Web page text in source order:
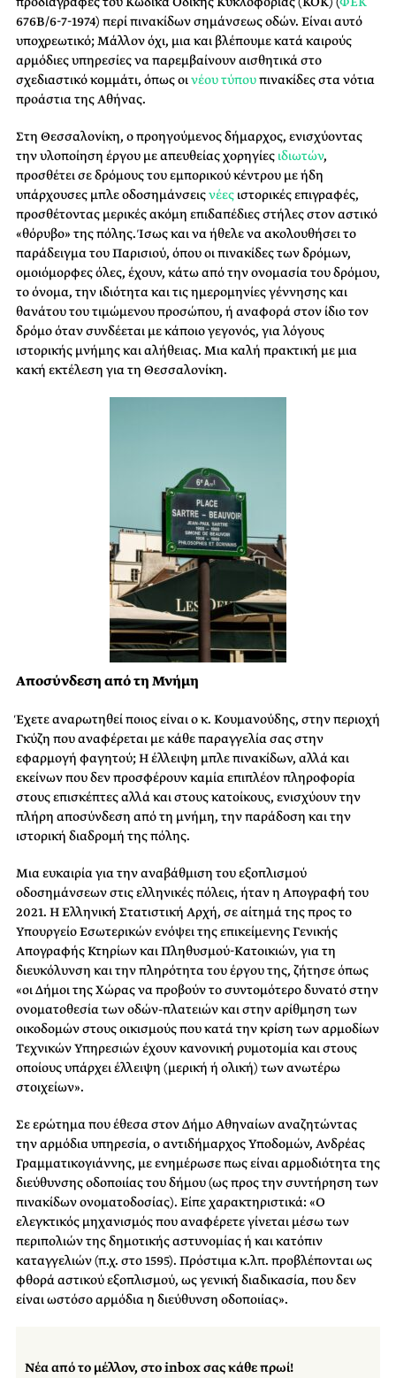
676Β/6-7-1974) περί πινακίδων σημάνσεως οδών. Είναι αυτό
υποχρεωτικό; Μάλλον όχι, μια και βλέπουμε κατά καιρούς
αρμόδιες υπηρεσίες να παρεμβαίνουν αισθητικά στο
σχεδιαστικό κομμάτι, όπως οινέου τύπουπινακίδες στα νότια
προάστια της Αθήνας.
Στη Θεσσαλονίκη, ο προηγούμενος δήμαρχος, ενισχύοντας
την υλοποίηση έργου με απευθείας χορηγίες ιδιωτών,
προσθέτει σε δρόμους του εμπορικού κέντρου με ήδη
υπάρχουσες μπλε οδοσημάνσειςνέες ιστορικές επιγραφές,
προσθέτοντας μερικές ακόμη επιδαπέδιες στήλες στον αστικό
«θόρυβο» της πόλης. Ίσως και να ήθελε να ακολουθήσει το
παράδειγμα του Παρισιού, όπου οι πινακίδες των δρόμων,
ομοιόμορφες όλες, έχουν, κάτω από την ονομασία του δρόμου,
το όνομα, την ιδιότητα και τις ημερομηνίες γέννησης και
θανάτου του τιμώμενου προσώπου, ή αναφορά στον ίδιο τον
δρόμο όταν συνδέεται με κάποιο γεγονός, για λόγους
ιστορικής μνήμης και αλήθειας. Μια καλή πρακτική με μια
κακή εκτέλεση για τη Θεσσαλονίκη.
Αποσύνδεση από τη Μνήμη
Έχετε αναρωτηθεί ποιος είναι ο κ. Κουμανούδης, στην περιοχή
Γκύζη που αναφέρεται με κάθε παραγγελία σας στην
εφαρμογή φαγητού; Η έλλειψη μπλε πινακίδων, αλλά και
εκείνων που δεν προσφέρουν καμία επιπλέον πληροφορία
στους επισκέπτες αλλά και στους κατοίκους, ενισχύουν την
πλήρη αποσύνδεση από τη μνήμη, την παράδοση και την
ιστορική διαδρομή της πόλης.
Μια ευκαιρία για την αναβάθμιση του εξοπλισμού
οδοσημάνσεων στις ελληνικές πόλεις, ήταν η Απογραφή του
2021. Η Ελληνική Στατιστική Αρχή, σε αίτημά της προς το
Υπουργείο Εσωτερικών ενόψει της επικείμενης Γενικής
Απογραφής Κτηρίων και Πληθυσμού-Κατοικιών, για τη
διευκόλυνση και την πληρότητα του έργου της, ζήτησε όπως
«οι Δήμοι της Χώρας να προβούν το συντομότερο δυνατό στην
ονοματοθεσία των οδών-πλατειών και στην αρίθμηση των
οικοδομών στους οικισμούς που κατά την κρίση των αρμοδίων
Τεχνικών Υπηρεσιών έχουν κανονική ρυμοτομία και στους
οποίους υπάρχει έλλειψη (μερική ή ολική) των ανωτέρω
στοιχείων».
Σε ερώτημα που έθεσα στον Δήμο Αθηναίων αναζητώντας
την αρμόδια υπηρεσία, ο αντιδήμαρχος Υποδομών, Ανδρέας
Γραμματικογιάννης, με ενημέρωσε πως είναι αρμοδιότητα της
διεύθυνσης οδοποιίας του δήμου (ως προς την συντήρηση των
πινακίδων ονοματοδοσίας). Είπε χαρακτηριστικά: «Ο
ελεγκτικός μηχανισμός που αναφέρετε γίνεται μέσω των
περιπολιών της δημοτικής αστυνομίας ή και κατόπιν
καταγγελιών (π.χ. στο 1595). Πρόστιμα κ.λπ. προβλέπονται ως
φθορά αστικού εξοπλισμού, ως γενική διαδικασία, που δεν
είναι ωστόσο αρμόδια η διεύθυνση οδοποιίας».
Νέα από το μέλλον, στο inbox σας κάθε πρωί!